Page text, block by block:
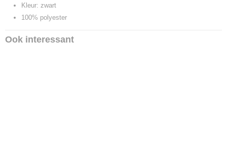
Kleur: zwart
100% polyester
Ook interessant